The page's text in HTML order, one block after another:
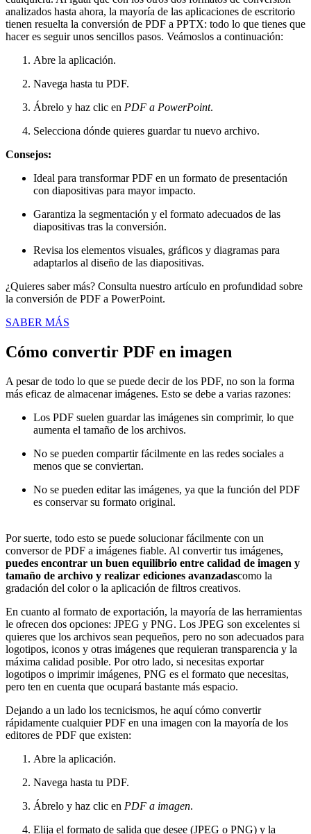
analizados hasta ahora, la mayoría de las aplicaciones de escritorio
tienen resuelta la conversión de PDF a PPTX: todo lo que tienes que
hacer es seguir unos sencillos pasos. Veámoslos a continuación:
Abre la aplicación.
Navega hasta tu PDF.
Ábrelo y haz clic en PDF a PowerPoint.
Selecciona dónde quieres guardar tu nuevo archivo.
Consejos:
Ideal para transformar PDF en un formato de presentación
con diapositivas para mayor impacto.
Garantiza la segmentación y el formato adecuados de las
diapositivas tras la conversión.
Revisa los elementos visuales, gráficos y diagramas para
adaptarlos al diseño de las diapositivas.
¿Quieres saber más? Consulta nuestro artículo en profundidad sobre
la conversión de PDF a PowerPoint.
SABER MÁS
Cómo convertir PDF en imagen
A pesar de todo lo que se puede decir de los PDF, no son la forma
más eficaz de almacenar imágenes. Esto se debe a varias razones:
Los PDF suelen guardar las imágenes sin comprimir, lo que
aumenta el tamaño de los archivos.
No se pueden compartir fácilmente en las redes sociales a
menos que se conviertan.
No se pueden editar las imágenes, ya que la función del PDF
es conservar su formato original.
Por suerte, todo esto se puede solucionar fácilmente con un
conversor de PDF a imágenes fiable. Al convertir tus imágenes,
puedes encontrar un buen equilibrio entre calidad de imagen y
tamaño de archivo y realizar ediciones avanzadascomo la
gradación del color o la aplicación de filtros creativos.
En cuanto al formato de exportación, la mayoría de las herramientas
le ofrecen dos opciones: JPEG y PNG. Los JPEG son excelentes si
quieres que los archivos sean pequeños, pero no son adecuados para
logotipos, iconos y otras imágenes que requieran transparencia y la
máxima calidad posible. Por otro lado, si necesitas exportar
logotipos o imprimir imágenes, PNG es el formato que necesitas,
pero ten en cuenta que ocupará bastante más espacio.
Dejando a un lado los tecnicismos, he aquí cómo convertir
rápidamente cualquier PDF en una imagen con la mayoría de los
editores de PDF que existen:
Abre la aplicación.
Navega hasta tu PDF.
Ábrelo y haz clic en PDF a imagen.
Elija el formato de salida que desee (JPEG o PNG) y la